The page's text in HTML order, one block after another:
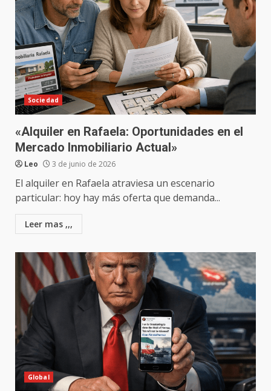
Sociedad
«Alquiler en Rafaela: Oportunidades en el
Mercado Inmobiliario Actual»
Leo 3 de junio de 2026
El alquiler en Rafaela atraviesa un escenario
particular: hoy hay más oferta que demanda...
Leer mas ,,,
Global